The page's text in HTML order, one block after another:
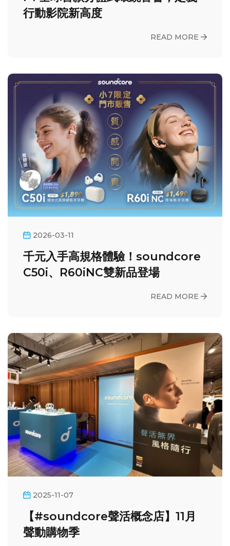
行動影院新高度
READ MORE
2026-03-11
千元入手高規格體驗！soundcore
C50i、R60iNC雙新品登場
READ MORE
2025-11-07
【#soundcore聲活概念店】11月
聲動購物季